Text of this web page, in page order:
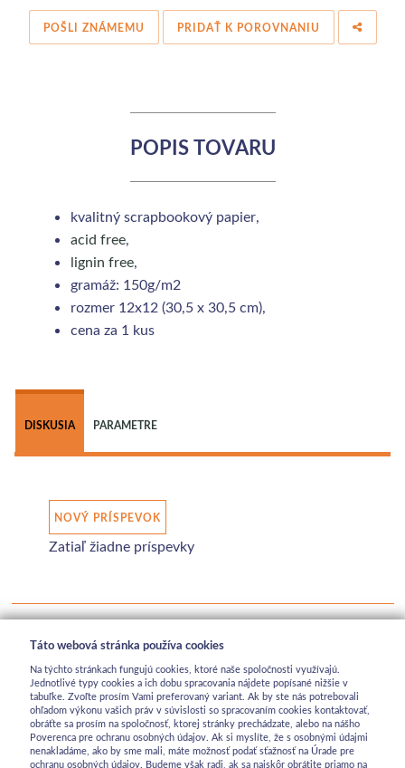
POŠLI ZNÁMEMU PRIDAŤ K POROVNANIU
POPIS TOVARU
kvalitný scrapbookový papier,
acid free,
lignin free,
gramáž: 150g/m2
rozmer 12x12 (30,5 x 30,5 cm),
cena za 1 kus
DISKUSIA PARAMETRE
NOVÝ PRÍSPEVOK
Zatiaľ žiadne príspevky
Táto webová stránka používa cookies
Na týchto stránkach fungujú cookies, ktoré naše spoločnosti využívajú.
Jednotlivé typy cookies a ich dobu spracovania nájdete popísané nižšie v
tabuľke. Zvoľte prosím Vami preferovaný variant. Ak by ste nás potrebovali
ohľadom výkonu vašich práv v súvislosti so spracovaním cookies kontaktovať,
obráťte sa prosím na spoločnosť, ktorej stránky prechádzate, alebo na nášho
Poverenca pre ochranu osobných údajov. Ak si myslíte, že s osobnými údajmi
nenakladáme, ako by sme mali, máte možnosť podať sťažnosť na Úrade pre
ochranu osobných údajov. Budeme však radi, ak sa najskôr obrátite priamo na